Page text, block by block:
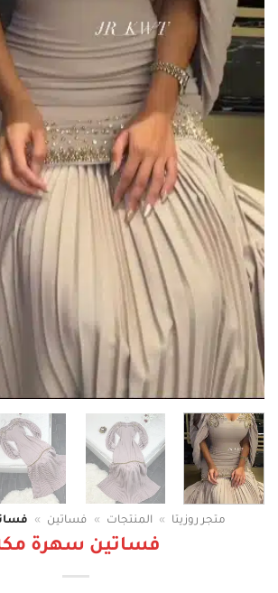
متجر روزيتا » المنتجات » فساتين »
فساتين سهرة